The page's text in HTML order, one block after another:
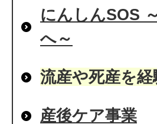
にんしんSOS
へ～
流産や死産を
産後ケア事業